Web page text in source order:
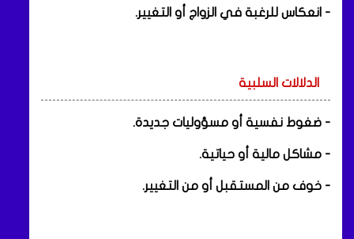
- انعكاس للرغبة في الزواج أو التغيير.
الدلالات السلبية
- ضغوط نفسية أو مسؤوليات جديدة.
- مشاكل مالية أو حياتية.
- خوف من المستقبل أو من التغيير.